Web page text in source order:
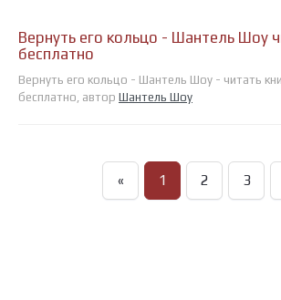
Вернуть его кольцо - Шантель Шоу
бесплатно
Вернуть его кольцо - Шантель Шоу - читать
бесплатно, автор Шантель Шоу
« 1 2 3